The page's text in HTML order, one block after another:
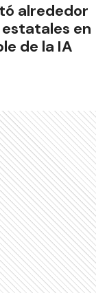
alrededor
en
de la IA